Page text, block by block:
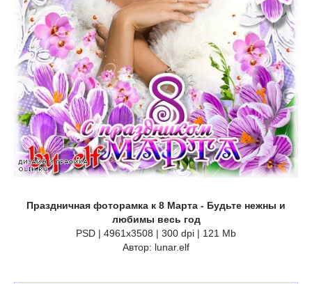
Праздничная фоторамка к 8 Марта - Будьте нежны и
любимы весь год
PSD | 4961х3508 | 300 dpi | 121 Mb
Автор: lunar.elf